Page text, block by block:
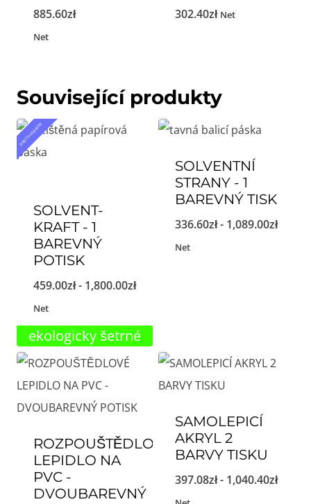
885.60złCenové
885.60zł
Net
302.40zł Net
Související produkty
papírová páska
ekologicky šetrné
SOLVENT-
KRAFT - 1
BAREVNÝ
POTISK
459.00zł- 1,800.00złCenové
459.00zł
až
Net
SOLVENTNÍ
STRANY - 1
BAREVNÝ TISK
336.60zł- 1,089.00zł
Net
ROZPOUŠTĚDLOVÉ
LEPIDLO NA
PVC -
DVOUBAREVNÝ
SAMOLEPICÍ
AKRYL 2
BARVY TISKU
397.08zł- 1,040.40zł